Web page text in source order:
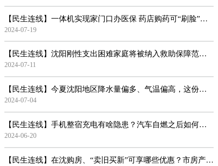
【民生连线】一体机实现家门口办医保 药店购药可“刷脸”支付～这些新举措，给力！
2024-07-19
【民生连线】沈阳刚性支出困难家庭将被纳入救助保障范围 市民政局权威解读最新政策
2024-07-11
【民生连线】今夏沈阳地区降水量偏多、气温偏高，这份防汛安全指南请收好
2024-07-04
【民生连线】手机整宿充电有啥隐患？汽车自燃之后如何灭火？消防部门这份夏季安全提示请收好！
2024-06-20
【民生连线】在沈购房、“卖旧买新”可享哪些优惠？市房产局权威解答